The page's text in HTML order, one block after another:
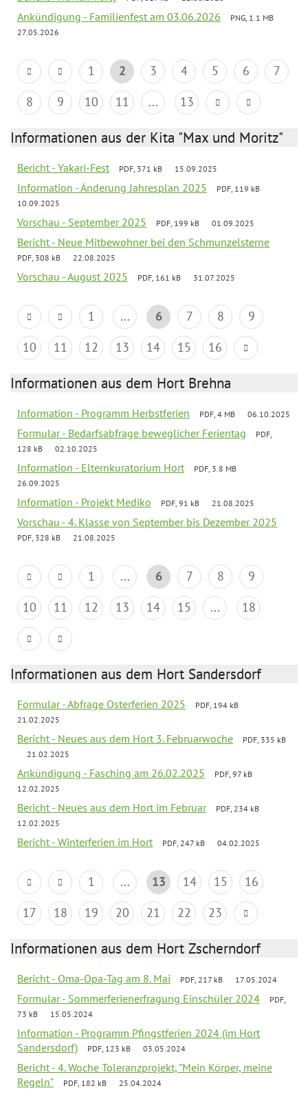
Ankündigung - Familienfest am 03.06.2026
PNG, 1.1 MB
27.05.2026
1 2 3 4 5 6
7
8
9 10 11 ... 13
Informationen aus der Kita "Max und Moritz"
Bericht - Yakari-Fest PDF, 371 kB 15.09.2025
Information - Änderung Jahresplan 2025
PDF, 119 kB
10.09.2025
Vorschau - September 2025 PDF, 199 kB 01.09.2025
Bericht - Neue Mitbewohner bei den Schmunzelsterne
PDF, 308 kB 22.08.2025
Vorschau - August 2025 PDF, 161 kB 31.07.2025
1 ... 6 7 8
9
10
11 12 13 14 15 16
Informationen aus dem Hort Brehna
Information - Programm Herbstferien PDF, 4 MB 06.10.2025
Formular - Bedarfsabfrage beweglicher Ferientag
PDF,
128 kB
02.10.2025
Information - Elternkuratorium Hort
PDF, 3.8 MB
26.09.2025
Information - Projekt Mediko PDF, 91 kB 21.08.2025
Vorschau - 4. Klasse von September bis Dezember 2025
PDF, 328 kB 21.08.2025
1 ... 6 7 8
9
10
11 12 13 14 15 ... 18
Informationen aus dem Hort Sandersdorf
Formular - Abfrage Osterferien 2025
PDF, 194 kB
21.02.2025
Bericht - Neues aus dem Hort 3. Februarwoche
PDF, 335 kB
21.02.2025
Ankündigung - Fasching am 26.02.2025
PDF, 97 kB
12.02.2025
Bericht - Neues aus dem Hort im Februar
PDF, 234 kB
12.02.2025
Bericht - Winterferien im Hort PDF, 247 kB 04.02.2025
1 ... 13 14 15
16
17
18 19 20 21 22 23
Informationen aus dem Hort Zscherndorf
Bericht - Oma-Opa-Tag am 8. Mai PDF, 217 kB 17.05.2024
Formular - Sommerferienerfragung Einschüler 2024
PDF,
73 kB
15.05.2024
Information - Programm Pfingstferien 2024 (im Hort
Sandersdorf)
PDF, 123 kB 03.05.2024
Bericht - 4. Woche Toleranzprojekt, "Mein Körper, meine
Regeln"
PDF, 182 kB 25.04.2024